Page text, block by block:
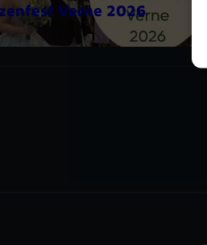
Verne 2026